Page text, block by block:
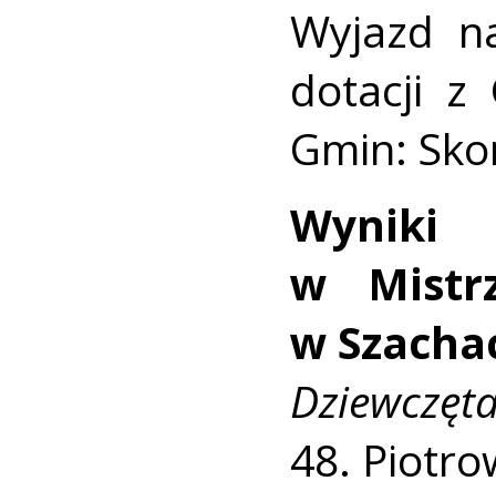
Wyjazd
dotacji z
Gmin:
Wyniki
w
w
48.